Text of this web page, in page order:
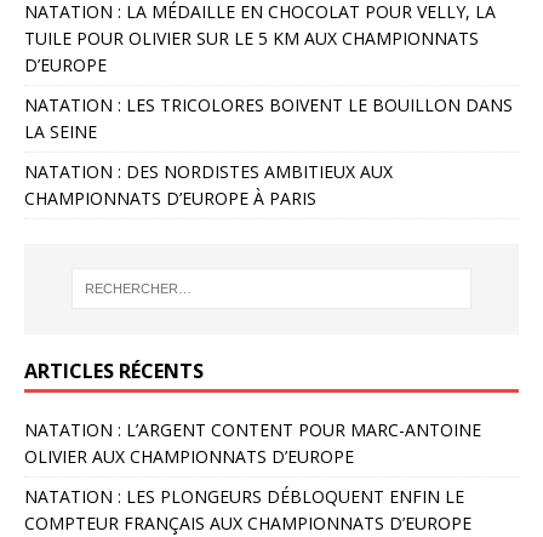
NATATION : LA MÉDAILLE EN CHOCOLAT POUR VELLY, LA
TUILE POUR OLIVIER SUR LE 5 KM AUX CHAMPIONNATS
D’EUROPE
NATATION : LES TRICOLORES BOIVENT LE BOUILLON DANS
LA SEINE
NATATION : DES NORDISTES AMBITIEUX AUX
CHAMPIONNATS D’EUROPE À PARIS
ARTICLES RÉCENTS
NATATION : L’ARGENT CONTENT POUR MARC-ANTOINE
OLIVIER AUX CHAMPIONNATS D’EUROPE
NATATION : LES PLONGEURS DÉBLOQUENT ENFIN LE
COMPTEUR FRANÇAIS AUX CHAMPIONNATS D’EUROPE